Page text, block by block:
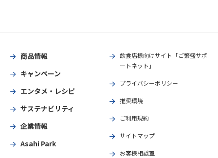
商品情報
キャンペーン
エンタメ・レシピ
サステナビリティ
企業情報
Asahi Park
飲食店様向けサイト「ご繁盛サポ
ートネット」
プライバシーポリシー
推奨環境
ご利用規約
サイトマップ
お客様相談室